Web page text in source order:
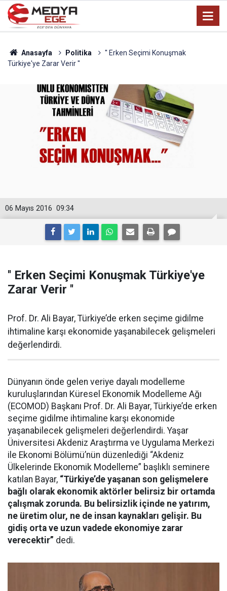
Anasayfa Politika
'' Erken Seçimi Konuşmak
Türkiye'ye Zarar Verir ''
09:34
06 Mayıs 2016
'' Erken Seçimi Konuşmak Türkiye'ye
Zarar Verir ''
Prof. Dr. Ali Bayar, Türkiye’de erken seçime gidilme
ihtimaline karşı ekonomide yaşanabilecek gelişmeleri
değerlendirdi.
Dünyanın önde gelen veriye dayalı modelleme
kuruluşlarından Küresel Ekonomik Modelleme Ağı
(ECOMOD) Başkanı Prof. Dr. Ali Bayar, Türkiye’de erken
seçime gidilme ihtimaline karşı ekonomide
yaşanabilecek gelişmeleri değerlendirdi. Yaşar
Üniversitesi Akdeniz Araştırma ve Uygulama Merkezi
ile Ekonomi Bölümü’nün düzenlediği “Akdeniz
Ülkelerinde Ekonomik Modelleme” başlıklı seminere
katılan Bayar, “Türkiye’de yaşanan son gelişmelere
bağlı olarak ekonomik aktörler belirsiz bir ortamda
çalışmak zorunda. Bu belirsizlik içinde ne yatırım,
ne üretim olur, ne de insan kaynakları gelişir. Bu
gidiş orta ve uzun vadede ekonomiye zarar
verecektir” dedi.